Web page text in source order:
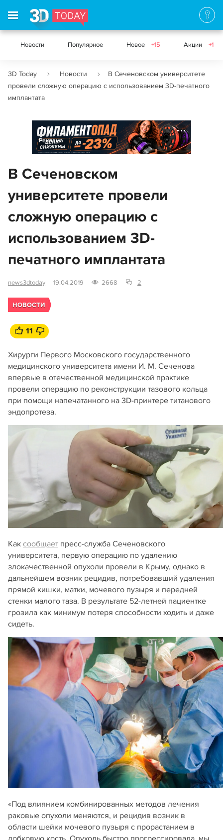
Новости Популярное Новое +15 Акции +1
3D Today Новости
В Сеченовском университете
провели сложную операцию с использованием 3D-печатного
имплантата
Реклама
В Сеченовском
университете провели
сложную операцию с
использованием 3D-
печатного имплантата
news3dtoday 19.04.2019 2668 2
НОВОСТИ
11
Xирурги Первого Московского государственного
медицинского университета имени И. М. Сеченова
впервые в отечественной медицинской практике
провели операцию по реконструкции тазового кольца
при помощи напечатанного на 3D-принтере титанового
эндопротеза.
Как сообщает пресс-служба Сеченовского
университета, первую операцию по удалению
злокачественной опухоли провели в Крыму, однако в
дальнейшем возник рецидив, потребовавший удаления
прямой кишки, матки, мочевого пузыря и передней
стенки малого таза. В результате 52-летней пациентке
грозила как минимум потеря способности ходить и даже
сидеть.
«Под влиянием комбинированных методов лечения
раковые опухоли меняются, и рецидив возник в
области шейки мочевого пузыря с прорастанием в